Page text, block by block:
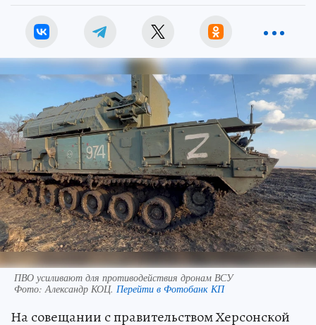
ПВО усиливают для противодействия дронам ВСУ
Фото: Александр КОЦ. Перейти в Фотобанк КП
На совещании с правительством Херсонской